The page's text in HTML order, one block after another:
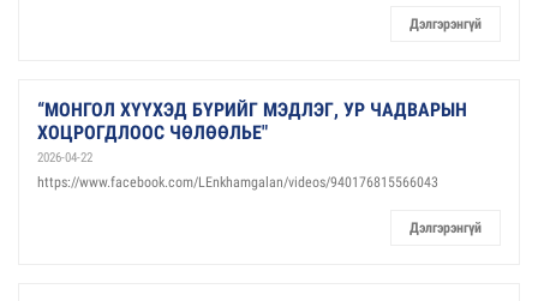
Дэлгэрэнгүй
“МОНГОЛ ХҮҮХЭД БҮРИЙГ МЭДЛЭГ, УР ЧАДВАРЫН
ХОЦРОГДЛООС ЧӨЛӨӨЛЬЕ"
2026-04-22
https://www.facebook.com/LEnkhamgalan/videos/940176815566043
Дэлгэрэнгүй